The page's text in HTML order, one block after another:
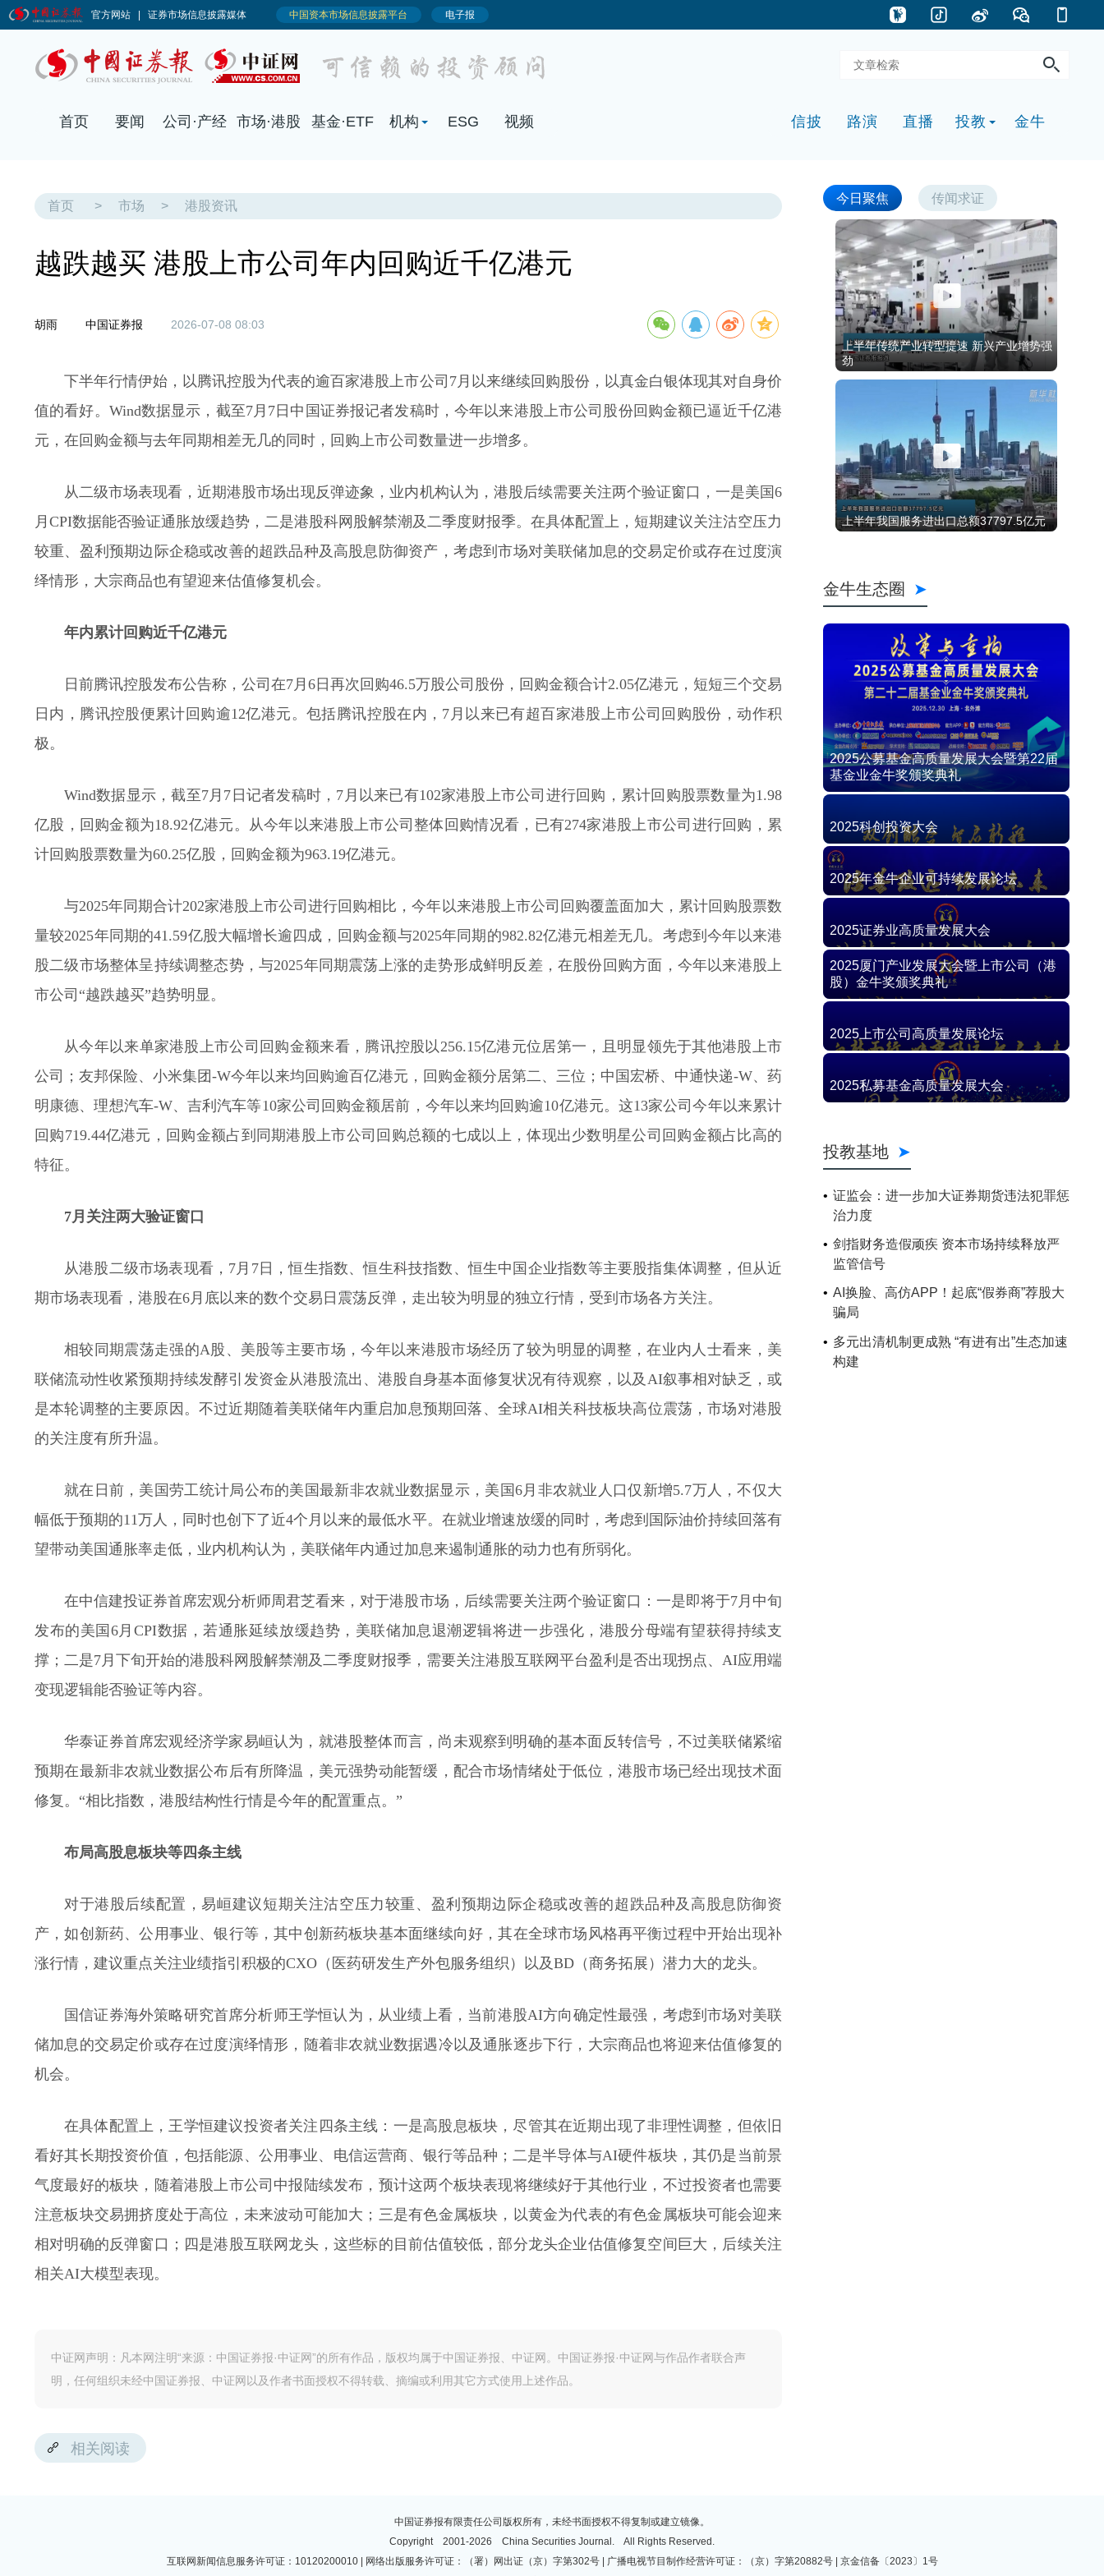
首页 > 市场 > 港股资讯
越跌越买 港股上市公司年内回购近千亿港元
胡雨 中国证券报 2026-07-08 08:03
下半年行情伊始，以腾讯控股为代表的逾百家港股上市公司7月以来继续回购股份，以真金白银体现其对自身价
值的看好。Wind数据显示，截至7月7日中国证券报记者发稿时，今年以来港股上市公司股份回购金额已逼近千亿港
元，在回购金额与去年同期相差无几的同时，回购上市公司数量进一步增多。
从二级市场表现看，近期港股市场出现反弹迹象，业内机构认为，港股后续需要关注两个验证窗口，一是美国6
月CPI数据能否验证通胀放缓趋势，二是港股科网股解禁潮及二季度财报季。在具体配置上，短期建议关注沽空压力
较重、盈利预期边际企稳或改善的超跌品种及高股息防御资产，考虑到市场对美联储加息的交易定价或存在过度演
绎情形，大宗商品也有望迎来估值修复机会。
年内累计回购近千亿港元
日前腾讯控股发布公告称，公司在7月6日再次回购46.5万股公司股份，回购金额合计2.05亿港元，短短三个交易
日内，腾讯控股便累计回购逾12亿港元。包括腾讯控股在内，7月以来已有超百家港股上市公司回购股份，动作积
极。
Wind数据显示，截至7月7日记者发稿时，7月以来已有102家港股上市公司进行回购，累计回购股票数量为1.98
亿股，回购金额为18.92亿港元。从今年以来港股上市公司整体回购情况看，已有274家港股上市公司进行回购，累
计回购股票数量为60.25亿股，回购金额为963.19亿港元。
与2025年同期合计202家港股上市公司进行回购相比，今年以来港股上市公司回购覆盖面加大，累计回购股票数
量较2025年同期的41.59亿股大幅增长逾四成，回购金额与2025年同期的982.82亿港元相差无几。考虑到今年以来港
股二级市场整体呈持续调整态势，与2025年同期震荡上涨的走势形成鲜明反差，在股份回购方面，今年以来港股上
市公司“越跌越买”趋势明显。
从今年以来单家港股上市公司回购金额来看，腾讯控股以256.15亿港元位居第一，且明显领先于其他港股上市
公司；友邦保险、小米集团-W今年以来均回购逾百亿港元，回购金额分居第二、三位；中国宏桥、中通快递-W、药
明康德、理想汽车-W、吉利汽车等10家公司回购金额居前，今年以来均回购逾10亿港元。这13家公司今年以来累计
回购719.44亿港元，回购金额占到同期港股上市公司回购总额的七成以上，体现出少数明星公司回购金额占比高的
特征。
7月关注两大验证窗口
从港股二级市场表现看，7月7日，恒生指数、恒生科技指数、恒生中国企业指数等主要股指集体调整，但从近
期市场表现看，港股在6月底以来的数个交易日震荡反弹，走出较为明显的独立行情，受到市场各方关注。
相较同期震荡走强的A股、美股等主要市场，今年以来港股市场经历了较为明显的调整，在业内人士看来，美
联储流动性收紧预期持续发酵引发资金从港股流出、港股自身基本面修复状况有待观察，以及AI叙事相对缺乏，或
是本轮调整的主要原因。不过近期随着美联储年内重启加息预期回落、全球AI相关科技板块高位震荡，市场对港股
的关注度有所升温。
就在日前，美国劳工统计局公布的美国最新非农就业数据显示，美国6月非农就业人口仅新增5.7万人，不仅大
幅低于预期的11万人，同时也创下了近4个月以来的最低水平。在就业增速放缓的同时，考虑到国际油价持续回落有
望带动美国通胀率走低，业内机构认为，美联储年内通过加息来遏制通胀的动力也有所弱化。
在中信建投证券首席宏观分析师周君芝看来，对于港股市场，后续需要关注两个验证窗口：一是即将于7月中旬
发布的美国6月CPI数据，若通胀延续放缓趋势，美联储加息退潮逻辑将进一步强化，港股分母端有望获得持续支
撑；二是7月下旬开始的港股科网股解禁潮及二季度财报季，需要关注港股互联网平台盈利是否出现拐点、AI应用端
变现逻辑能否验证等内容。
华泰证券首席宏观经济学家易峘认为，就港股整体而言，尚未观察到明确的基本面反转信号，不过美联储紧缩
预期在最新非农就业数据公布后有所降温，美元强势动能暂缓，配合市场情绪处于低位，港股市场已经出现技术面
修复。“相比指数，港股结构性行情是今年的配置重点。”
布局高股息板块等四条主线
对于港股后续配置，易峘建议短期关注沽空压力较重、盈利预期边际企稳或改善的超跌品种及高股息防御资
产，如创新药、公用事业、银行等，其中创新药板块基本面继续向好，其在全球市场风格再平衡过程中开始出现补
涨行情，建议重点关注业绩指引积极的CXO（医药研发生产外包服务组织）以及BD（商务拓展）潜力大的龙头。
国信证券海外策略研究首席分析师王学恒认为，从业绩上看，当前港股AI方向确定性最强，考虑到市场对美联
储加息的交易定价或存在过度演绎情形，随着非农就业数据遇冷以及通胀逐步下行，大宗商品也将迎来估值修复的
机会。
在具体配置上，王学恒建议投资者关注四条主线：一是高股息板块，尽管其在近期出现了非理性调整，但依旧
看好其长期投资价值，包括能源、公用事业、电信运营商、银行等品种；二是半导体与AI硬件板块，其仍是当前景
气度最好的板块，随着港股上市公司中报陆续发布，预计这两个板块表现将继续好于其他行业，不过投资者也需要
注意板块交易拥挤度处于高位，未来波动可能加大；三是有色金属板块，以黄金为代表的有色金属板块可能会迎来
相对明确的反弹窗口；四是港股互联网龙头，这些标的目前估值较低，部分龙头企业估值修复空间巨大，后续关注
相关AI大模型表现。
中证网声明：凡本网注明“来源：中国证券报·中证网”的所有作品，版权均属于中国证券报、中证网。中国证券报·中证网与作品作者联合声
明，任何组织未经中国证券报、中证网以及作者书面授权不得转载、摘编或利用其它方式使用上述作品。
相关阅读